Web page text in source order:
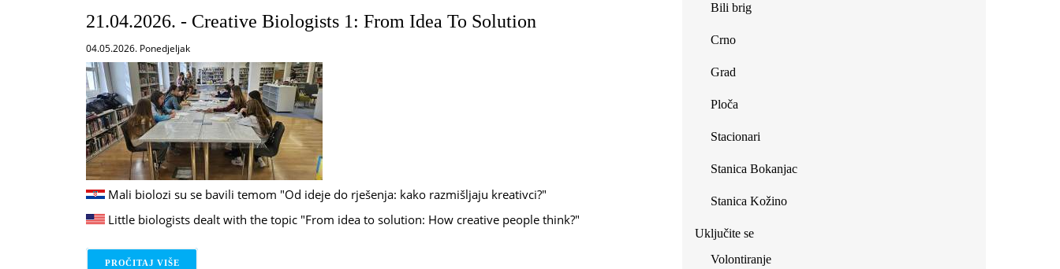
21.04.2026. - Creative Biologists 1: From Idea To Solution
04.05.2026. Ponedjeljak
Mali biolozi su se bavili temom "Od ideje do rješenja: kako razmišljaju kreativci?"
Little biologists dealt with the topic "From idea to solution: How creative people think?"
PROČITAJ VIŠE
Bili brig
Crno
Grad
Ploča
Stacionari
Stanica Bokanjac
Stanica Kožino
Uključite se
Volontiranje